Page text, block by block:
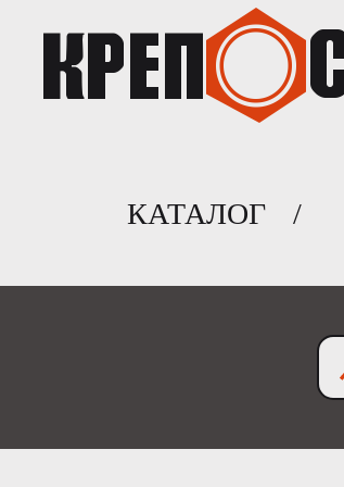
КАТАЛОГ /